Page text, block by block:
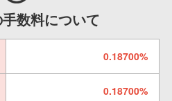
数料について
0.18700%
0.18700%